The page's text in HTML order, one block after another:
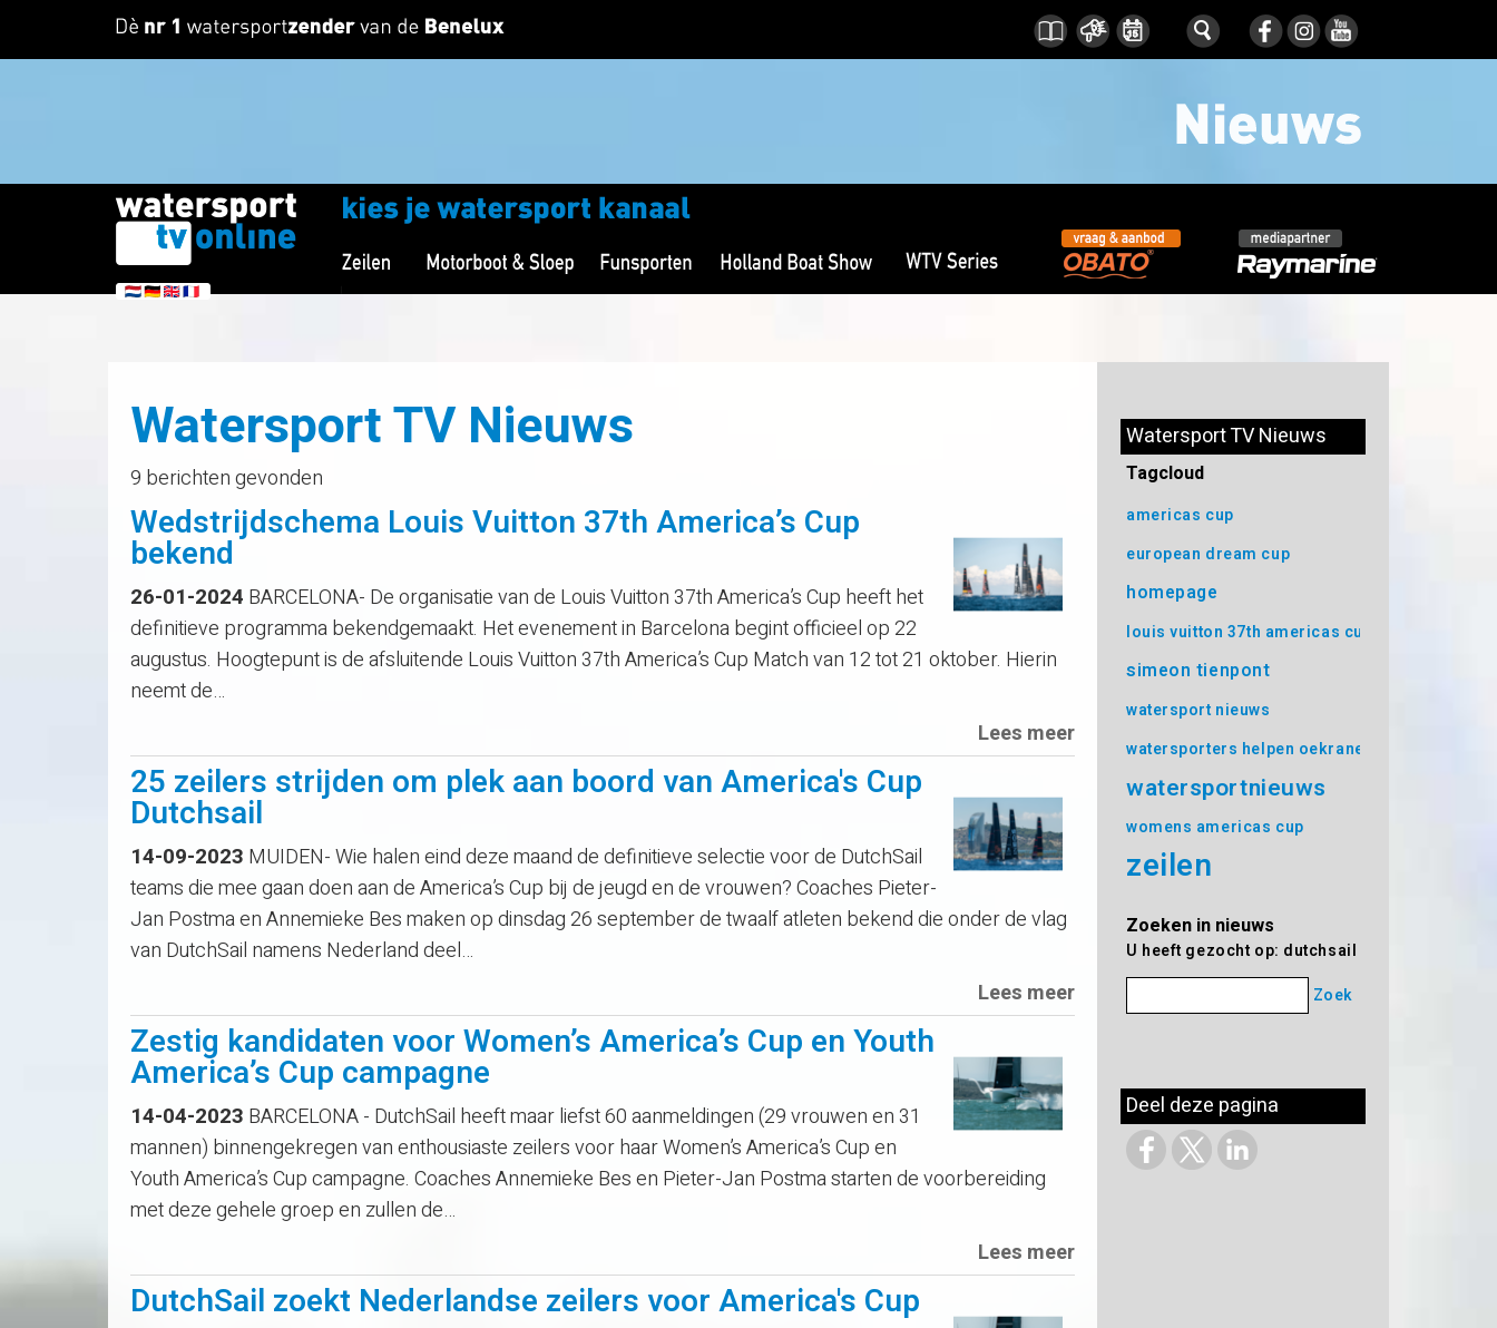
Watersport TV Nieuws
9 berichten gevonden
Wedstrijdschema Louis Vuitton 37th America’s Cup
bekend
26-01-2024 BARCELONA- De organisatie van de Louis Vuitton 37th America’s Cup heeft het
definitieve programma bekendgemaakt. Het evenement in Barcelona begint officieel op 22
augustus. Hoogtepunt is de afsluitende Louis Vuitton 37th America’s Cup Match van 12 tot 21 oktober. Hierin
neemt de…
Lees meer
25 zeilers strijden om plek aan boord van America's Cup
Dutchsail
14-09-2023 MUIDEN- Wie halen eind deze maand de definitieve selectie voor de DutchSail
teams die mee gaan doen aan de America’s Cup bij de jeugd en de vrouwen? Coaches Pieter-
Jan Postma en Annemieke Bes maken op dinsdag 26 september de twaalf atleten bekend die onder de vlag
van DutchSail namens Nederland deel…
Lees meer
Zestig kandidaten voor Women’s America’s Cup en Youth
America’s Cup campagne
14-04-2023 BARCELONA - DutchSail heeft maar liefst 60 aanmeldingen (29 vrouwen en 31
mannen) binnengekregen van enthousiaste zeilers voor haar Women’s America’s Cup en
Youth America’s Cup campagne. Coaches Annemieke Bes en Pieter-Jan Postma starten de voorbereiding
met deze gehele groep en zullen de…
Lees meer
DutchSail zoekt Nederlandse zeilers voor America's Cup
Watersport TV Nieuws
Tagcloud
americas cup
european dream cup
homepage
louis vuitton 37th americas cup
simeon tienpont
watersport nieuws
watersporters helpen oekrane
watersportnieuws
womens americas cup
zeilen
Zoeken in nieuws
U heeft gezocht op: dutchsail
Zoek
Deel deze pagina